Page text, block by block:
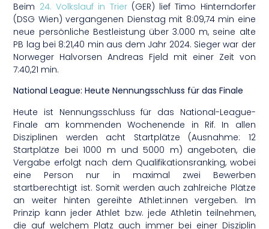
Beim 24. Volkslauf in Trier(GER) lief Timo Hinterndorfer
(DSG Wien) vergangenen Dienstag mit 8:09,74 min eine
neue persönliche Bestleistung über 3.000 m, seine alte
PB lag bei 8:21,40 min aus dem Jahr 2024. Sieger war der
Norweger Halvorsen Andreas Fjeld mit einer Zeit von
7:40,21 min.
National League: Heute Nennungsschluss für das Finale
Heute ist Nennungsschluss für das National-League-
Finale am kommenden Wochenende in Rif. In allen
Disziplinen werden acht Startplätze (Ausnahme: 12
Startplätze bei 1000 m und 5000 m) angeboten, die
Vergabe erfolgt nach dem Qualifikationsranking, wobei
eine Person nur in maximal zwei Bewerben
startberechtigt ist. Somit werden auch zahlreiche Plätze
an weiter hinten gereihte Athlet:innen vergeben. Im
Prinzip kann jeder Athlet bzw. jede Athletin teilnehmen,
die auf welchem Platz auch immer bei einer Disziplin